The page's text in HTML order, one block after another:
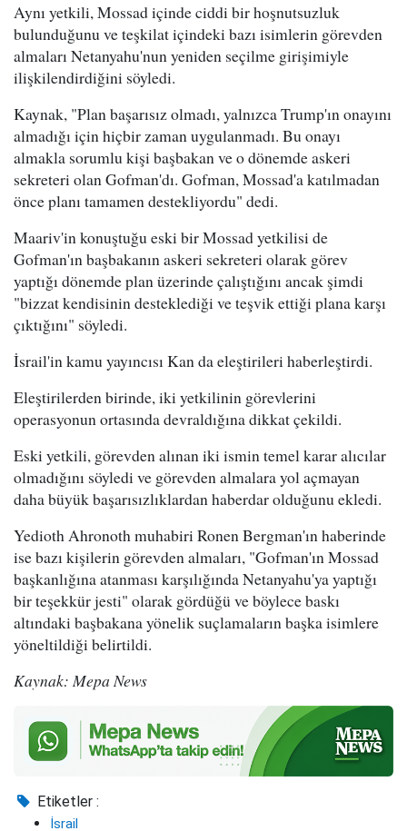
Aynı yetkili, Mossad içinde ciddi bir hoşnutsuzluk
bulunduğunu ve teşkilat içindeki bazı isimlerin görevden
almaları Netanyahu'nun yeniden seçilme girişimiyle
ilişkilendirdiğini söyledi.
Kaynak, "Plan başarısız olmadı, yalnızca Trump'ın onayını
almadığı için hiçbir zaman uygulanmadı. Bu onayı
almakla sorumlu kişi başbakan ve o dönemde askeri
sekreteri olan Gofman'dı. Gofman, Mossad'a katılmadan
önce planı tamamen destekliyordu" dedi.
Maariv'in konuştuğu eski bir Mossad yetkilisi de
Gofman'ın başbakanın askeri sekreteri olarak görev
yaptığı dönemde plan üzerinde çalıştığını ancak şimdi
"bizzat kendisinin desteklediği ve teşvik ettiği plana karşı
çıktığını" söyledi.
İsrail'in kamu yayıncısı Kan da eleştirileri haberleştirdi.
Eleştirilerden birinde, iki yetkilinin görevlerini
operasyonun ortasında devraldığına dikkat çekildi.
Eski yetkili, görevden alınan iki ismin temel karar alıcılar
olmadığını söyledi ve görevden almalara yol açmayan
daha büyük başarısızlıklardan haberdar olduğunu ekledi.
Yedioth Ahronoth muhabiri Ronen Bergman'ın haberinde
ise bazı kişilerin görevden almaları, "Gofman'ın Mossad
başkanlığına atanması karşılığında Netanyahu'ya yaptığı
bir teşekkür jesti" olarak gördüğü ve böylece baskı
altındaki başbakana yönelik suçlamaların başka isimlere
yöneltildiği belirtildi.
Kaynak: Mepa News
Etiketler :
İsrail